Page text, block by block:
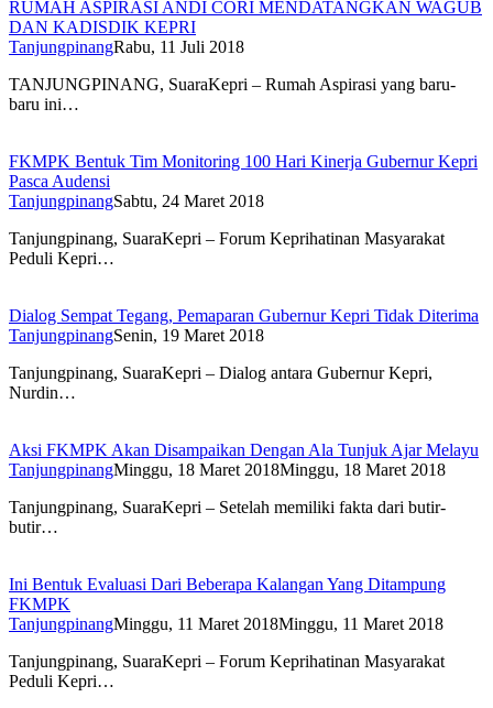
RUMAH ASPIRASI ANDI CORI MENDATANGKAN WAGUB
DAN KADISDIK KEPRI
TanjungpinangRabu, 11 Juli 2018
TANJUNGPINANG, SuaraKepri – Rumah Aspirasi yang baru-
baru ini…
FKMPK Bentuk Tim Monitoring 100 Hari Kinerja Gubernur Kepri
Pasca Audensi
TanjungpinangSabtu, 24 Maret 2018
Tanjungpinang, SuaraKepri – Forum Keprihatinan Masyarakat
Peduli Kepri…
Dialog Sempat Tegang, Pemaparan Gubernur Kepri Tidak Diterima
TanjungpinangSenin, 19 Maret 2018
Tanjungpinang, SuaraKepri – Dialog antara Gubernur Kepri,
Nurdin…
Aksi FKMPK Akan Disampaikan Dengan Ala Tunjuk Ajar Melayu
TanjungpinangMinggu, 18 Maret 2018Minggu, 18 Maret 2018
Tanjungpinang, SuaraKepri – Setelah memiliki fakta dari butir-
butir…
Ini Bentuk Evaluasi Dari Beberapa Kalangan Yang Ditampung
FKMPK
TanjungpinangMinggu, 11 Maret 2018Minggu, 11 Maret 2018
Tanjungpinang, SuaraKepri – Forum Keprihatinan Masyarakat
Peduli Kepri…